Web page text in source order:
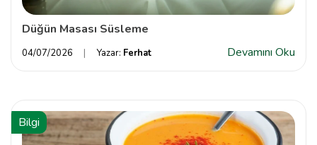
Düğün Masası Süsleme
04/07/2026 Yazar: Ferhat Devamını Oku
Bilgi